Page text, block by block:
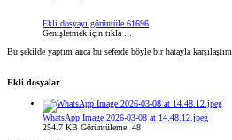
Ekli dosyayı görüntüle 61696
Genişletmek için tıkla ...
Bu şekilde yaptım anca bu seferde böyle bir hatayla karşılaştım
Ekli dosyalar
WhatsApp Image 2026-03-08 at 14.48.12.jpeg
254.7 KB Görüntüleme: 48